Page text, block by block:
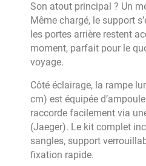
Son atout principal ? Un
Même chargé, le support
les portes arrière restent
moment, parfait pour le
voyage.
Côté éclairage, la rampe
cm) est équipée
raccorde facilement via
(Jaeger). Le kit complet
sangles, support
fixation rapide.